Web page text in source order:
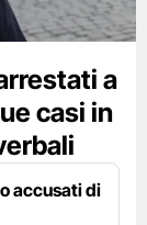
a
casi in
accusati di